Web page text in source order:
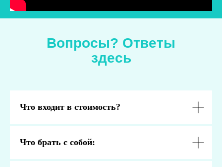
Смотреть оригинал материала
Вопросы? Ответы
здесь
Что входит в стоимость?
Что брать с собой: